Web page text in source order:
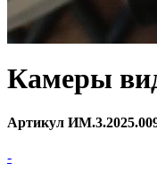
Камеры
Артикул
-